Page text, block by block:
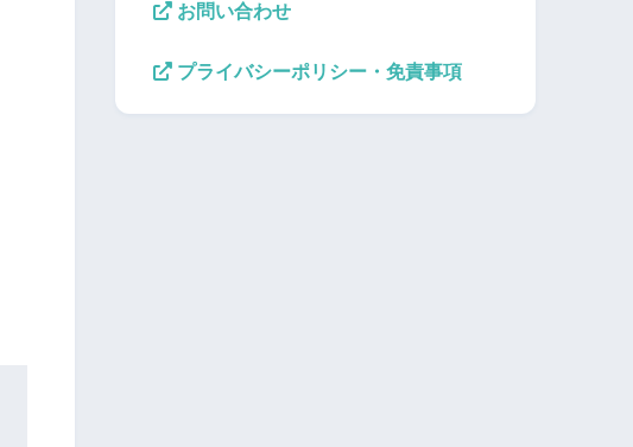
お問い合わせ
プライバシーポリシー・免責事項